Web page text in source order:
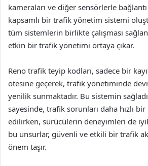
kameraları ve diğer sensörlerle
kapsamlı bir trafik yönetim sistemi
tüm sistemlerin birlikte çalışması
etkin bir trafik yönetimi ortaya çıkar.
Reno trafik teyip kodları, sadece bir
ötesine geçerek, trafik yönetiminde
yenilik sunmaktadır. Bu sistemin
sayesinde, trafik sorunları daha hızlı
edilirken, sürücülerin deneyimleri de
bu unsurlar, güvenli ve etkili bir trafik
önem taşır.